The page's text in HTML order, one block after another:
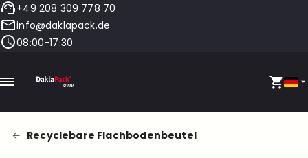
+49 208 309 778 70
info@daklapack.de
08:00-17:30
Recyclebare Flachbodenbeutel